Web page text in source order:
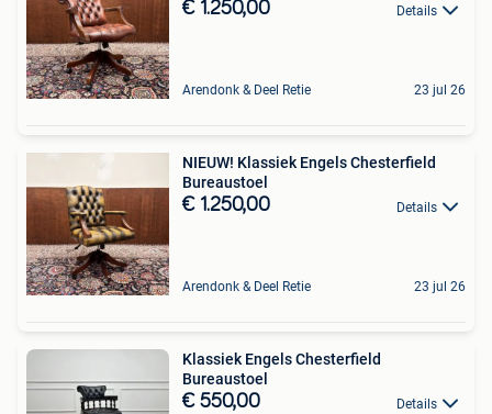
€ 1.250,00 Details
Arendonk & Deel Retie 23 jul 26
NIEUW! Klassiek Engels Chesterfield
Bureaustoel
€ 1.250,00 Details
Arendonk & Deel Retie 23 jul 26
Klassiek Engels Chesterfield
Bureaustoel
€ 550,00 Details